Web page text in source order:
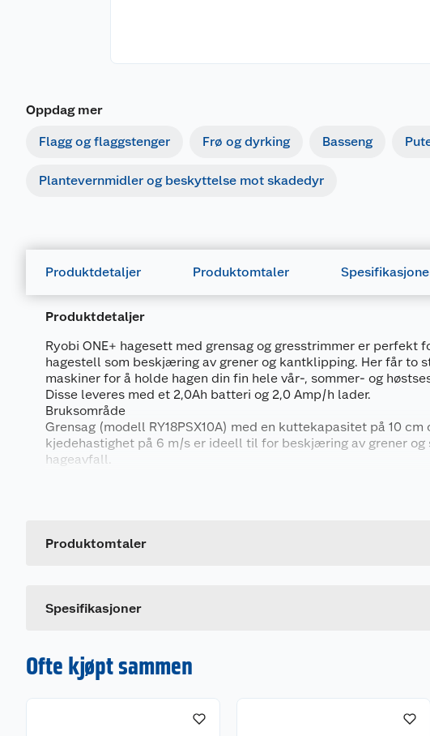
Oppdag mer
Flagg og flaggstenger Frø og dyrking Basseng
Plantevernmidler og beskyttelse mot skadedyr
Produktdetaljer Produktomtaler
Produktdetaljer
Ryobi ONE+ hagesett med grensag og gresstrimmer er perfekt
hagestell som beskjæring av grener og kantklipping. Her får to
maskiner for å holde hagen din fin hele vår-, sommer- og
Disse leveres med et 2,0Ah batteri og 2,0 Amp/h lader.
Bruksområde
Grensag (modell RY18PSX10A) med en kuttekapasitet på 10 cm
kjedehastighet på 6 m/s er ideell til for beskjæring av grener og
hageavfall.
Produktdetaljer
10 cm kuttekapasitet
Verktøyfritt kjedestrammingssystem for problemfri
30 cm klippebredde
Produktomtaler
Spesifikasjoner
Leverandørens artikkelnummer
Ofte kjøpt sammen